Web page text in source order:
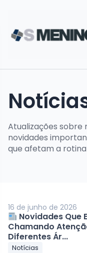
Atualizações sobre
novidades
que afetam a rotina
16 de junho de 2026
Novidades Que
Chamando
Diferentes Ár...
Notícias